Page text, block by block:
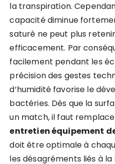
la transpiration.
capacité diminue
saturé ne peut plus
efficacement. Par
facilement pendant les
précision des gestes
d’humidité favorise le
bactéries. Dès que la
un match, il faut
entretien équipement
doit être optimale à
les désagréments liés à la